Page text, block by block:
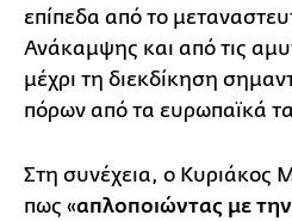
επίπεδα από το
Ανάκαμψης και από τις
μέχρι τη διεκδίκηση
πόρων από τα ευρωπαϊκά
Στη συνέχεια, ο Κυριάκος
πως «απλοποιώντας με